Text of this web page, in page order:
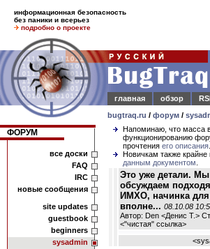
информационная безопасность
без паники и всерьез
подробно о проекте
главная
обзор
bugtraq.ru / форум /
ФОРУМ
все доски
FAQ
IRC
новые сообщения
site updates
guestbook
beginners
sysadmin
Напоминаю, что масса
функционированию
прочтения его описания
Новичкам также крайне
данным документом
Это уже детали.
обсуждаем
ИМХО, начинка для
вполне... 08.10.08
Автор: Den <Денис Т.>
<"чистая" ссылка>
<